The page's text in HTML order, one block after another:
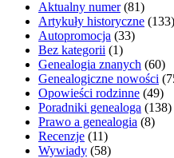
Aktualny numer(81)
Artykuły historyczne (133)
Autopromocja (33)
Bez kategorii (1)
Genealogia znanych (60)
Genealogiczne nowości
Opowieści rodzinne (49)
Poradniki genealoga (138)
Prawo a genealogia (8)
Recenzje (11)
Wywiady (58)